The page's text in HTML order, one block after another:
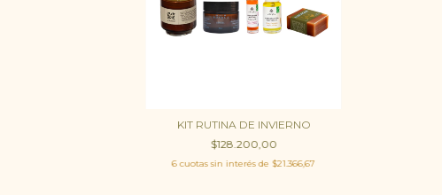
KIT RUTINA DE INVIERNO
$128.200,00
6 cuotas sin interés de $21.366,67